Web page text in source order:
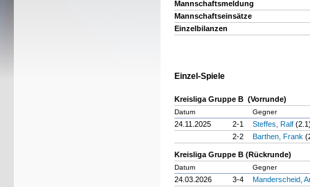
Mannschaftsmeldung
Mannschaftseinsätze
Einzelbilanzen
Einzel-Spiele
Kreisliga Gruppe B (Vorrunde)
Datum Gegner
24.11.2025 2-1 Steffes, Ralf
2-2
Barthen, Frank
Kreisliga Gruppe B (Rückrunde)
Datum Gegner
24.03.2026 3-4
Manderscheid,